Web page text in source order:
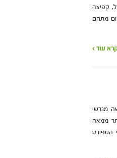
קפיצה
מתחם
עוד ›
מגרשי
ממאה
הספורט